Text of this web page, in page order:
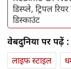
डिस्प्ले, ट्रिपल
डिस्काउंट
वेबदुनिया पर पढ़ें :
लाइफ स्‍टाइल